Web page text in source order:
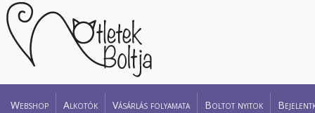
Webshop Alkotók Vásárlás folyamata Boltot nyitok